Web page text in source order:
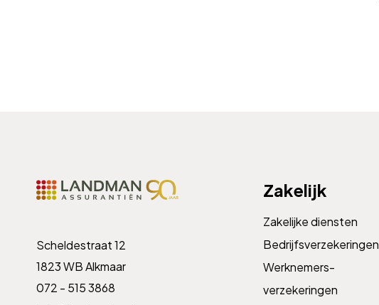
Scheldestraat 12
1823 WB Alkmaar
072 - 515 3868
Zakelijk
Zakelijke diensten
Bedrijfsverzekeringen
Werknemers­­
verzekeringen